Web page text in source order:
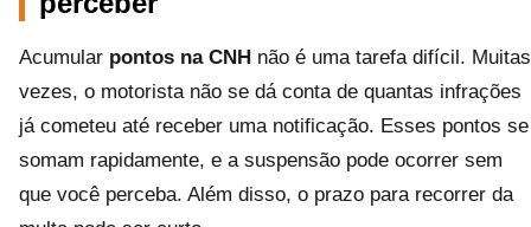
Acumular pontos na CNH não é uma tarefa difícil. Muitas
vezes, o motorista não se dá conta de quantas infrações
já cometeu até receber uma notificação. Esses pontos se
somam rapidamente, e a suspensão pode ocorrer sem
que você perceba. Além disso, o prazo para recorrer da